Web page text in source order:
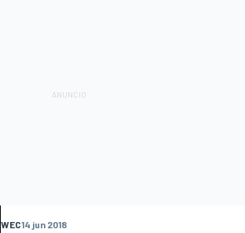
WEC14 jun 2018